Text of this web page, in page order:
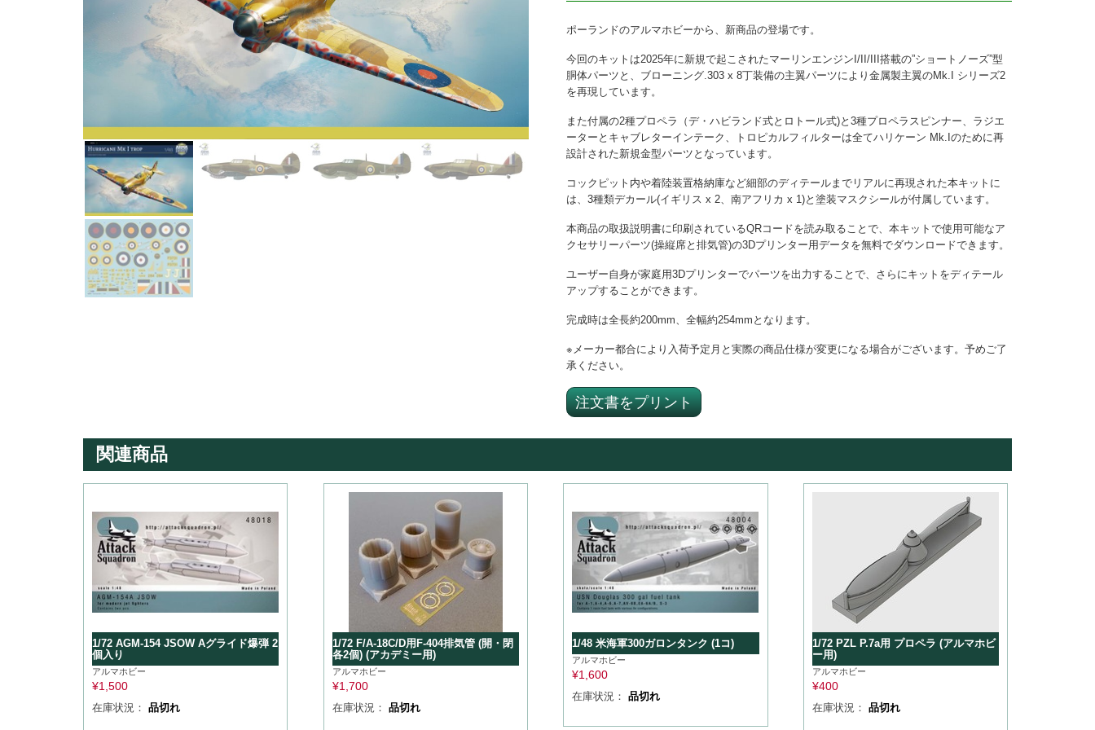
ポーランドのアルマホビーから、新商品の登場です。
今回のキットは2025年に新規で起こされたマーリンエンジンI/II/III搭載の”ショートノーズ”型
胴体パーツと、ブローニング.303 x 8丁装備の主翼パーツにより金属製主翼のMk.I シリーズ2
を再現しています。
また付属の2種プロペラ（デ・ハビランド式とロトール式)と3種プロペラスピンナー、ラジエ
ーターとキャブレターインテーク、トロピカルフィルターは全てハリケーン Mk.Iのために再
設計された新規金型パーツとなっています。
コックピット内や着陸装置格納庫など細部のディテールまでリアルに再現された本キットに
は、3種類デカール(イギリス x 2、南アフリカ x 1)と塗装マスクシールが付属しています。
本商品の取扱説明書に印刷されているQRコードを読み取ることで、本キットで使用可能なア
クセサリーパーツ(操縦席と排気管)の3Dプリンター用データを無料でダウンロードできます。
ユーザー自身が家庭用3Dプリンターでパーツを出力することで、さらにキットをディテール
アップすることができます。
完成時は全長約200mm、全幅約254mmとなります。
※メーカー都合により入荷予定月と実際の商品仕様が変更になる場合がございます。予めご了
承ください。
注文書をプリント
関連商品
1/72 AGM-154 JSOW Aグライド爆弾 2
個入り
アルマホビー
¥1,500
在庫状況： 品切れ
1/72 F/A-18C/D用F-404排気管 (開・閉
各2個) (アカデミー用)
アルマホビー
¥1,700
在庫状況： 品切れ
1/48 米海軍300ガロンタンク (1コ)
アルマホビー
¥1,600
在庫状況：品切れ
1/72 PZL P.7a用 プロペラ (アルマホビ
ー用)
アルマホビー
¥400
在庫状況：品切れ